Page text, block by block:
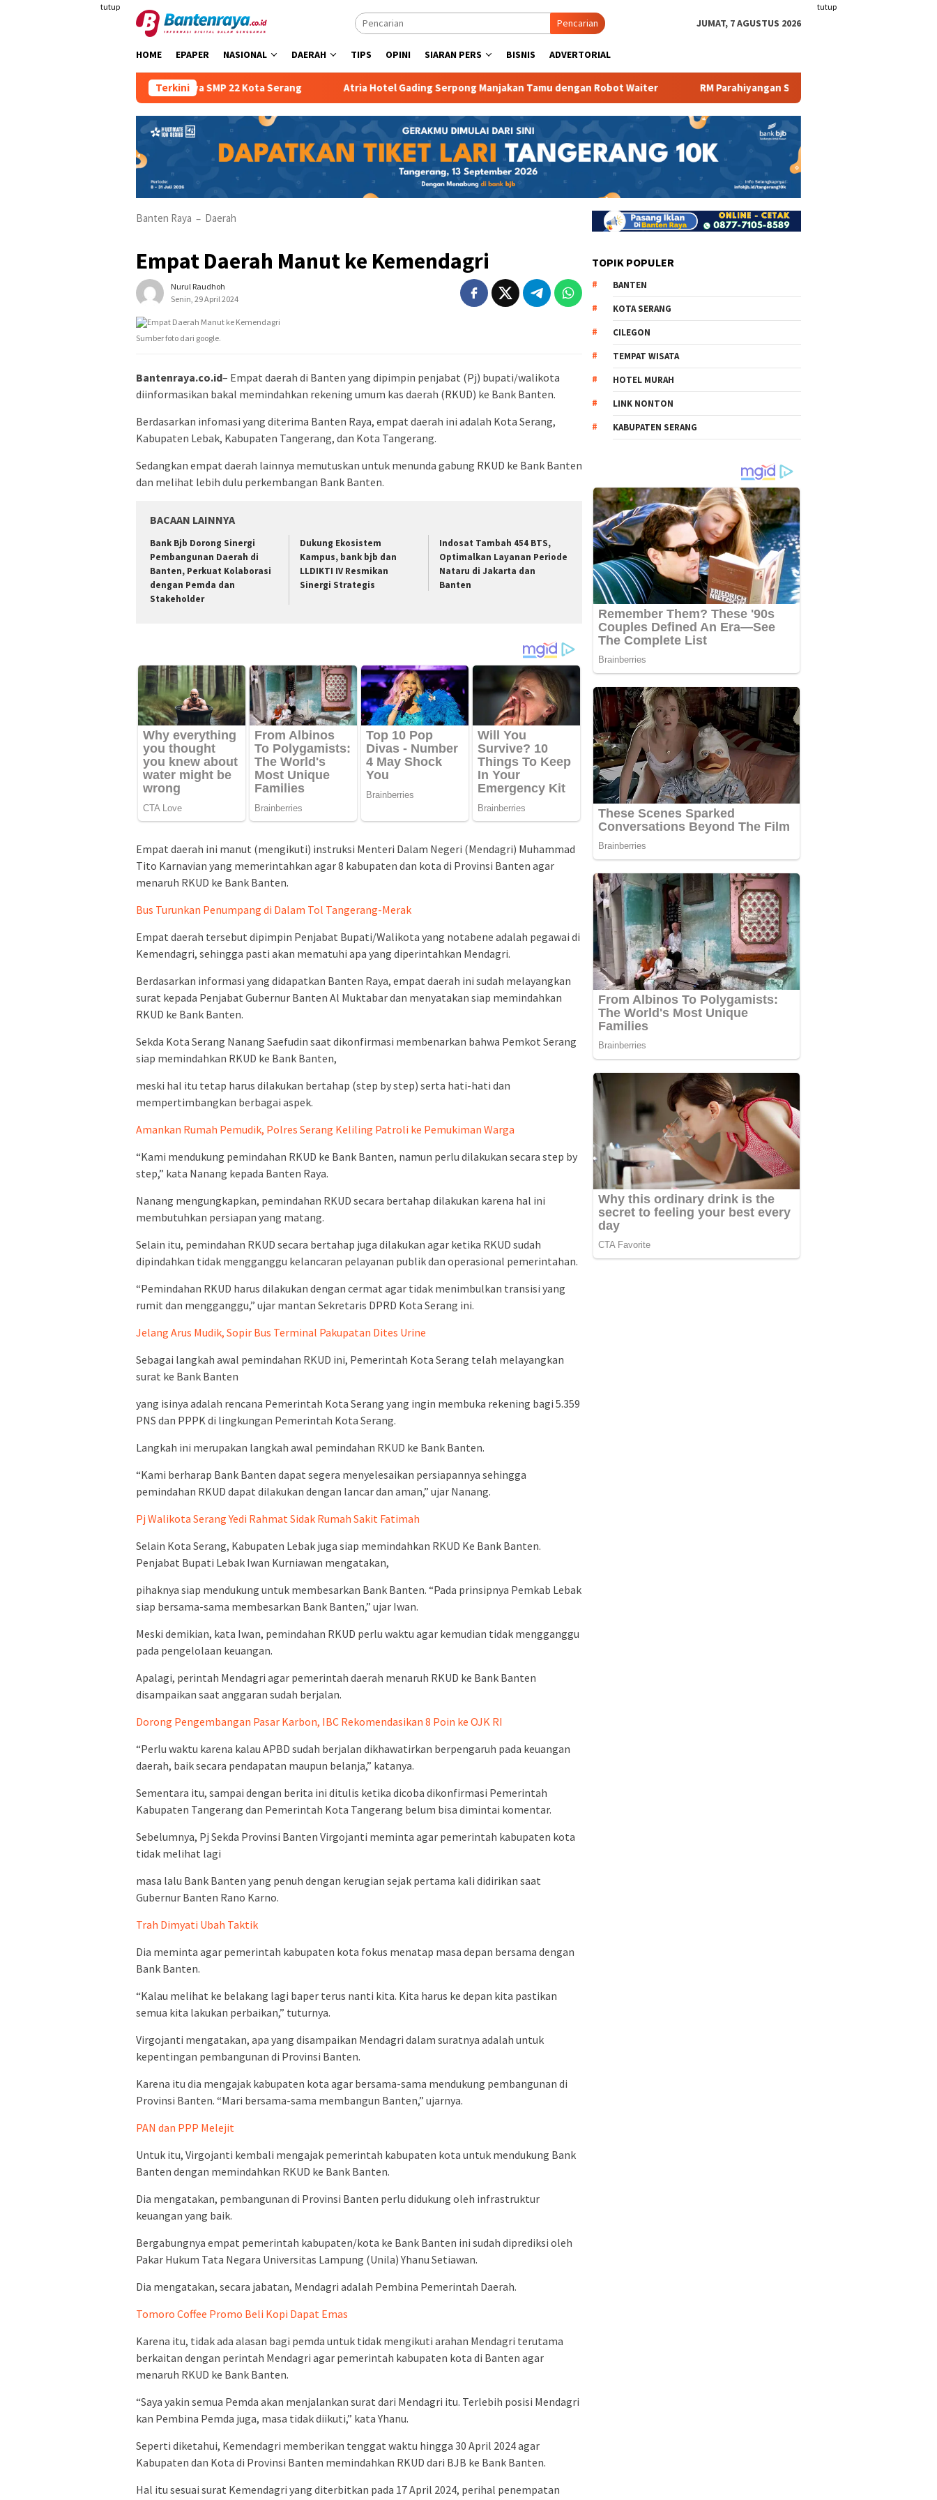
tutup tutup
Pencarian JUMAT, 7 AGUSTUS 2026
HOME EPAPER NASIONAL DAERAH TIPS OPINI SIARAN PERS BISNIS ADVERTORIAL
Terkini
Sejak Dini Kepada Siswa SMP 22 Kota Serang Atria Hotel Gading Serpong Manjakan Tamu dengan Robot Waiter RM Parahiyangan Sajikan Pecak Bandeng Tanpa Duri
Banten Raya – Daerah
Empat Daerah Manut ke Kemendagri
Nurul Raudhoh
Senin, 29 April 2024
Sumber foto dari google.
Bantenraya.co.id– Empat daerah di Banten yang dipimpin penjabat (Pj) bupati/walikota
diinformasikan bakal memindahkan rekening umum kas daerah (RKUD) ke Bank Banten.
Berdasarkan infomasi yang diterima Banten Raya, empat daerah ini adalah Kota Serang,
Kabupaten Lebak, Kabupaten Tangerang, dan Kota Tangerang.
Sedangkan empat daerah lainnya memutuskan untuk menunda gabung RKUD ke Bank Banten
dan melihat lebih dulu perkembangan Bank Banten.
BACAAN LAINNYA
Bank Bjb Dorong Sinergi
Pembangunan Daerah di
Banten, Perkuat Kolaborasi
dengan Pemda dan
Stakeholder
Dukung Ekosistem
Kampus, bank bjb dan
LLDIKTI IV Resmikan
Sinergi Strategis
Indosat Tambah 454 BTS,
Optimalkan Layanan Periode
Nataru di Jakarta dan
Banten
Empat daerah ini manut (mengikuti) instruksi Menteri Dalam Negeri (Mendagri) Muhammad
Tito Karnavian yang memerintahkan agar 8 kabupaten dan kota di Provinsi Banten agar
menaruh RKUD ke Bank Banten.
Bus Turunkan Penumpang di Dalam Tol Tangerang-Merak
Empat daerah tersebut dipimpin Penjabat Bupati/Walikota yang notabene adalah pegawai di
Kemendagri, sehingga pasti akan mematuhi apa yang diperintahkan Mendagri.
Berdasarkan informasi yang didapatkan Banten Raya, empat daerah ini sudah melayangkan
surat kepada Penjabat Gubernur Banten Al Muktabar dan menyatakan siap memindahkan
RKUD ke Bank Banten.
Sekda Kota Serang Nanang Saefudin saat dikonfirmasi membenarkan bahwa Pemkot Serang
siap memindahkan RKUD ke Bank Banten,
meski hal itu tetap harus dilakukan bertahap (step by step) serta hati-hati dan
mempertimbangkan berbagai aspek.
Amankan Rumah Pemudik, Polres Serang Keliling Patroli ke Pemukiman Warga
“Kami mendukung pemindahan RKUD ke Bank Banten, namun perlu dilakukan secara step by
step,” kata Nanang kepada Banten Raya.
Nanang mengungkapkan, pemindahan RKUD secara bertahap dilakukan karena hal ini
membutuhkan persiapan yang matang.
Selain itu, pemindahan RKUD secara bertahap juga dilakukan agar ketika RKUD sudah
dipindahkan tidak mengganggu kelancaran pelayanan publik dan operasional pemerintahan.
“Pemindahan RKUD harus dilakukan dengan cermat agar tidak menimbulkan transisi yang
rumit dan mengganggu,” ujar mantan Sekretaris DPRD Kota Serang ini.
Jelang Arus Mudik, Sopir Bus Terminal Pakupatan Dites Urine
Sebagai langkah awal pemindahan RKUD ini, Pemerintah Kota Serang telah melayangkan
surat ke Bank Banten
yang isinya adalah rencana Pemerintah Kota Serang yang ingin membuka rekening bagi 5.359
PNS dan PPPK di lingkungan Pemerintah Kota Serang.
Langkah ini merupakan langkah awal pemindahan RKUD ke Bank Banten.
“Kami berharap Bank Banten dapat segera menyelesaikan persiapannya sehingga
pemindahan RKUD dapat dilakukan dengan lancar dan aman,” ujar Nanang.
Pj Walikota Serang Yedi Rahmat Sidak Rumah Sakit Fatimah
Selain Kota Serang, Kabupaten Lebak juga siap memindahkan RKUD Ke Bank Banten.
Penjabat Bupati Lebak Iwan Kurniawan mengatakan,
pihaknya siap mendukung untuk membesarkan Bank Banten. “Pada prinsipnya Pemkab Lebak
siap bersama-sama membesarkan Bank Banten,” ujar Iwan.
Meski demikian, kata Iwan, pemindahan RKUD perlu waktu agar kemudian tidak mengganggu
pada pengelolaan keuangan.
Apalagi, perintah Mendagri agar pemerintah daerah menaruh RKUD ke Bank Banten
disampaikan saat anggaran sudah berjalan.
Dorong Pengembangan Pasar Karbon, IBC Rekomendasikan 8 Poin ke OJK RI
“Perlu waktu karena kalau APBD sudah berjalan dikhawatirkan berpengaruh pada keuangan
daerah, baik secara pendapatan maupun belanja,” katanya.
Sementara itu, sampai dengan berita ini ditulis ketika dicoba dikonfirmasi Pemerintah
Kabupaten Tangerang dan Pemerintah Kota Tangerang belum bisa dimintai komentar.
Sebelumnya, Pj Sekda Provinsi Banten Virgojanti meminta agar pemerintah kabupaten kota
tidak melihat lagi
masa lalu Bank Banten yang penuh dengan kerugian sejak pertama kali didirikan saat
Gubernur Banten Rano Karno.
Trah Dimyati Ubah Taktik
Dia meminta agar pemerintah kabupaten kota fokus menatap masa depan bersama dengan
Bank Banten.
“Kalau melihat ke belakang lagi baper terus nanti kita. Kita harus ke depan kita pastikan
semua kita lakukan perbaikan,” tuturnya.
Virgojanti mengatakan, apa yang disampaikan Mendagri dalam suratnya adalah untuk
kepentingan pembangunan di Provinsi Banten.
Karena itu dia mengajak kabupaten kota agar bersama-sama mendukung pembangunan di
Provinsi Banten. “Mari bersama-sama membangun Banten,” ujarnya.
PAN dan PPP Melejit
Untuk itu, Virgojanti kembali mengajak pemerintah kabupaten kota untuk mendukung Bank
Banten dengan memindahkan RKUD ke Bank Banten.
Dia mengatakan, pembangunan di Provinsi Banten perlu didukung oleh infrastruktur
keuangan yang baik.
Bergabungnya empat pemerintah kabupaten/kota ke Bank Banten ini sudah diprediksi oleh
Pakar Hukum Tata Negara Universitas Lampung (Unila) Yhanu Setiawan.
Dia mengatakan, secara jabatan, Mendagri adalah Pembina Pemerintah Daerah.
Tomoro Coffee Promo Beli Kopi Dapat Emas
Karena itu, tidak ada alasan bagi pemda untuk tidak mengikuti arahan Mendagri terutama
berkaitan dengan perintah Mendagri agar pemerintah kabupaten kota di Banten agar
menaruh RKUD ke Bank Banten.
“Saya yakin semua Pemda akan menjalankan surat dari Mendagri itu. Terlebih posisi Mendagri
kan Pembina Pemda juga, masa tidak diikuti,” kata Yhanu.
Seperti diketahui, Kemendagri memberikan tenggat waktu hingga 30 April 2024 agar
Kabupaten dan Kota di Provinsi Banten memindahkan RKUD dari BJB ke Bank Banten.
Hal itu sesuai surat Kemendagri yang diterbitkan pada 17 April 2024, perihal penempatan
TOPIK POPULER
BANTEN
KOTA SERANG
CILEGON
TEMPAT WISATA
HOTEL MURAH
LINK NONTON
KABUPATEN SERANG